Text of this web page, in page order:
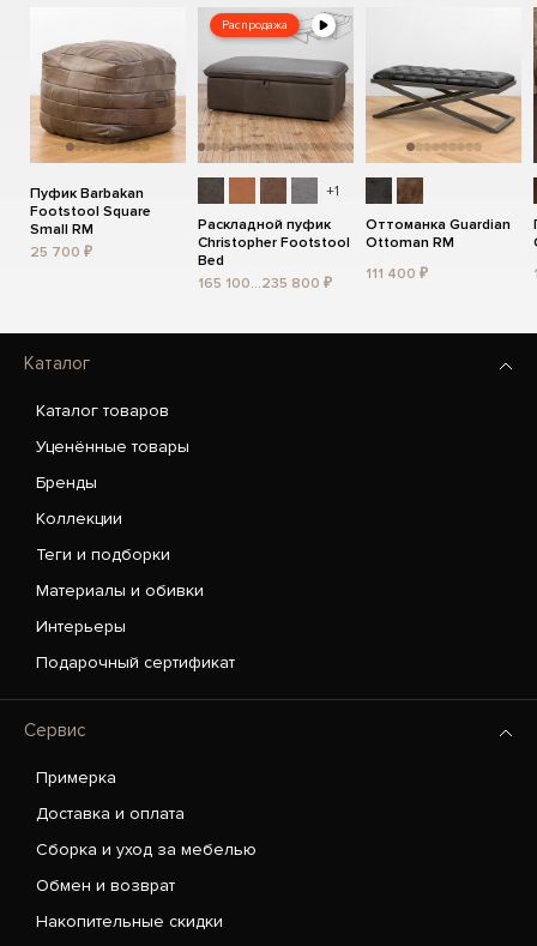
Пуфик Barbakan
Footstool Square
Small RM
25 700 ₽
Распродажа
+1
Раскладной пуфик
Christopher Footstool
Bed
165 100...235 800 ₽
Оттоманка Guardian
Ottoman RM
111 400 ₽
Каталог
Каталог товаров
Уценённые товары
Бренды
Коллекции
Теги и подборки
Материалы и обивки
Интерьеры
Подарочный сертификат
Сервис
Примерка
Доставка и оплата
Сборка и уход за мебелью
Обмен и возврат
Накопительные скидки